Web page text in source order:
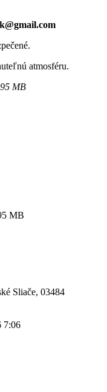
atmosféru.
MB
MB
Sliače, 03484
7:06